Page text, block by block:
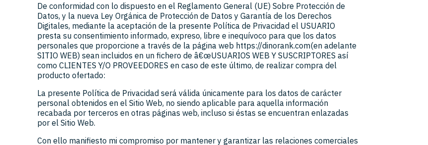
De conformidad con lo dispuesto en el Reglamento General (UE) Sobre Protección de
Datos, y la nueva Ley Orgánica de Protección de Datos y Garantía de los Derechos
Digitales, mediante la aceptación de la presente Política de Privacidad el USUARIO
presta su consentimiento informado, expreso, libre e inequívoco para que los datos
personales que proporcione a través de la página web https://dinorank.com(en adelante
SITIO WEB) sean incluidos en un fichero de â€œUSUARIOS WEB Y SUSCRIPTORES así
como CLIENTES Y/O PROVEEDORES en caso de este último, de realizar compra del
producto ofertado:
La presente Política de Privacidad será válida únicamente para los datos de carácter
personal obtenidos en el Sitio Web, no siendo aplicable para aquella información
recabada por terceros en otras páginas web, incluso si éstas se encuentran enlazadas
por el Sitio Web.
Con ello manifiesto mi compromiso por mantener y garantizar las relaciones comerciales